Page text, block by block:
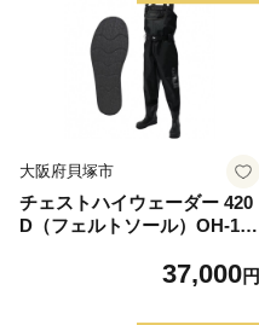
大阪府貝塚市
チェストハイウェーダー 420
D（フェルトソール）OH-104
37,000円